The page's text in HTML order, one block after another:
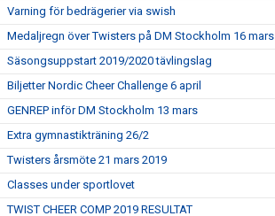
Varning för bedrägerier via swish
Medaljregn över Twisters på DM Stockholm 16 mars
Säsongsuppstart 2019/2020 tävlingslag
Biljetter Nordic Cheer Challenge 6 april
GENREP inför DM Stockholm 13 mars
Extra gymnastikträning 26/2
Twisters årsmöte 21 mars 2019
Classes under sportlovet
TWIST CHEER COMP 2019 RESULTAT